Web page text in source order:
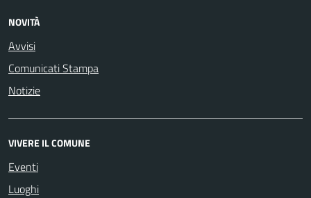
NOVITÀ
Avvisi
Comunicati Stampa
Notizie
VIVERE IL COMUNE
Eventi
Luoghi